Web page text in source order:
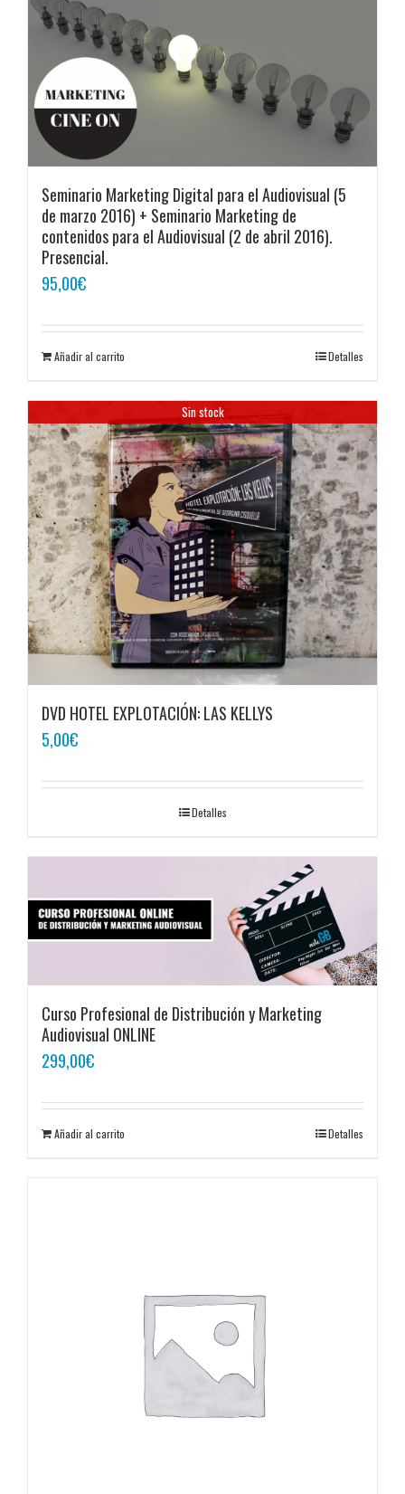
Seminario Marketing Digital para el Audiovisual (5
de marzo 2016) + Seminario Marketing de
contenidos para el Audiovisual (2 de abril 2016).
Presencial.
95,00€
Añadir al carrito Detalles
Sin stock
DVD HOTEL EXPLOTACIÓN: LAS KELLYS
5,00€
Detalles
Curso Profesional de Distribución y Marketing
Audiovisual ONLINE
299,00€
Añadir al carrito Detalles